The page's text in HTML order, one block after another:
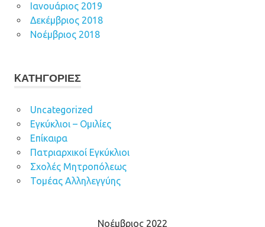
Ιανουάριος 2019
Δεκέμβριος 2018
Νοέμβριος 2018
KΑΤΗΓΟΡΊΕΣ
Uncategorized
Εγκύκλιοι – Ομιλίες
Επίκαιρα
Πατριαρχικοί Εγκύκλιοι
Σχολές Μητροπόλεως
Τομέας Αλληλεγγύης
Νοέμβριος 2022